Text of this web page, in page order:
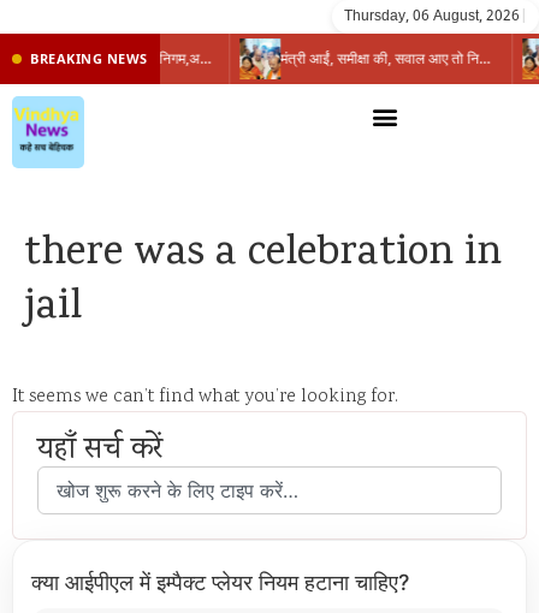
Thursday, 06 August, 2026
BREAKING NEWS प्रभारी मंत्री के निशाने पर नगर निगम,अफसरों को 10 दिन का अल्टीमेटम,नहीं होगी कार्रवाई, महापौर-आयुक्त के बीच सौहार्दहीनता पर मंत्री ने उठाए सवाल मंत्री आईं, समीक्षा की, सवाल आए तो निकल गईं – खाली जयंत चौंकीं पर नहीं दिया जवाब
there was a celebration in
jail
It seems we can’t find what you’re looking for.
यहाँ सर्च करें
क्या आईपीएल में इम्पैक्ट प्लेयर नियम हटाना चाहिए?